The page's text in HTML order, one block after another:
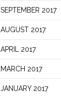
SEPTEMBER 2017
AUGUST 2017
APRIL 2017
MARCH 2017
JANUARY 2017